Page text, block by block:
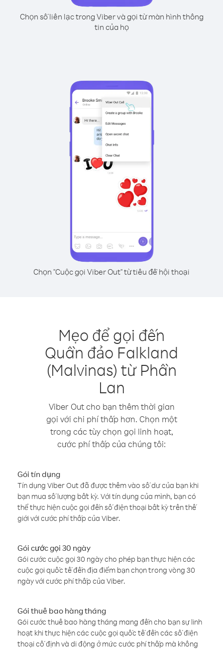
Chọn số liên lạc trong Viber và gọi từ màn hình thông
tin của họ
Chọn "Cuộc gọi Viber Out" từ tiêu đề hội thoại
Mẹo để gọi đến
Quần đảo Falkland
(Malvinas) từ Phần
Lan
Viber Out cho bạn thêm thời gian
gọi với chi phí thấp hơn. Chọn một
trong các tùy chọn gọi linh hoạt,
cước phí thấp của chúng tôi:
Gói tín dụng
Tín dụng Viber Out đã được thêm vào số dư của bạn khi
bạn mua số lượng bất kỳ. Với tín dụng của mình, bạn có
thể thực hiện cuộc gọi đến số điện thoại bất kỳ trên thế
giới với cước phí thấp của Viber.
Gói cước gọi 30 ngày
Gói cước cuộc gọi 30 ngày cho phép bạn thực hiện các
cuộc gọi quốc tế đến địa điểm bạn chọn trong vòng 30
ngày với cước phí thấp của Viber.
Gói thuê bao hàng tháng
Gói cước thuê bao hàng tháng mang đến cho bạn sự linh
hoạt khi thực hiện các cuộc gọi quốc tế đến các số điện
thoại cố định và di động ở mức cước phí thấp mà không